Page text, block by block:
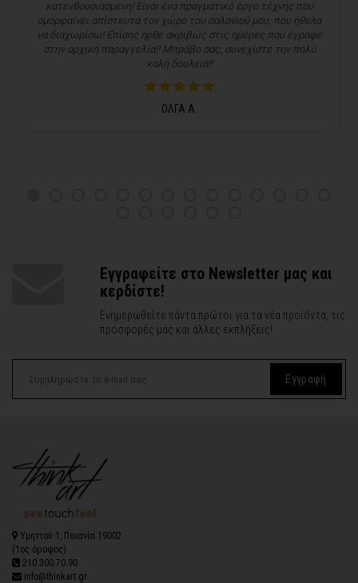
κατενθουσιασμένη! Είναι ένα πραγματικό έργο τέχνης που
ομορφαίνει απίστευτα τον χώρο του σαλονιού μου, που ήθελα
να διαχωρίσω! Επίσης ήρθε ακριβώς στις ημέρες που έγραφε
στην αρχική παραγγελία!! Μπράβο σας, συνεχίστε την πολύ
καλή δουλειά!!
ΟΛΓΑ Α.
Εγγραφείτε στο Newsletter μας και
κερδίστε!
Ενημερωθείτε πάντα πρώτοι για τα νέα προϊόντα, τις
προσφορές μας και άλλες εκπλήξεις!
Εγγραφή
Υμηττού 1, Παιανία 19002
(1ος όροφος)
210.300.70.90
info@thinkart.gr